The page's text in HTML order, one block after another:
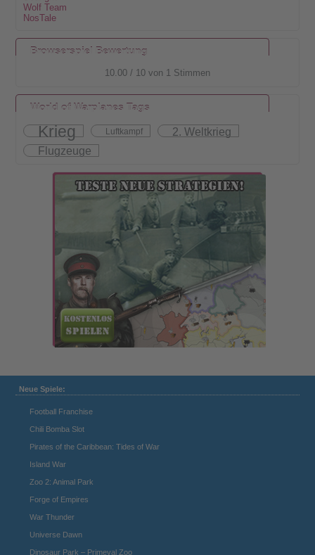
Wolf Team
NosTale
Browserspiel Bewertung
10.00/ 10von 1Stimmen
World of Warplanes Tags
Krieg Luftkampf 2. Weltkrieg
Flugzeuge
Neue Spiele:
Football Franchise
Chili Bomba Slot
Pirates of the Caribbean: Tides of War
Island War
Zoo 2: Animal Park
Forge of Empires
War Thunder
Universe Dawn
Dinosaur Park – Primeval Zoo